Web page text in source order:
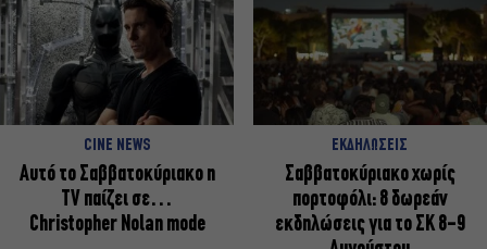
CINE NEWS
Αυτό το Σαββατοκύριακο η
TV παίζει σε…
Christopher Nolan mode
ΕΚΔΗΛΩΣΕΙΣ
Σαββατοκύριακο χωρίς
πορτοφόλι: 8 δωρεάν
εκδηλώσεις για το ΣΚ 8-9